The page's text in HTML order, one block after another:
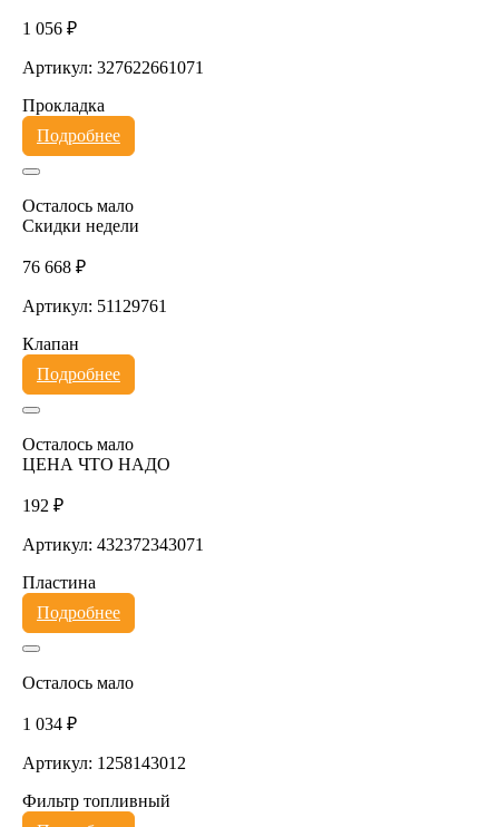
1 056 ₽
Артикул: 327622661071
Прокладка
Подробнее
Осталось мало
Скидки недели
76 668 ₽
Артикул: 51129761
Клапан
Подробнее
Осталось мало
ЦЕНА ЧТО НАДО
192 ₽
Артикул: 432372343071
Пластина
Подробнее
Осталось мало
1 034 ₽
Артикул: 1258143012
Фильтр топливный